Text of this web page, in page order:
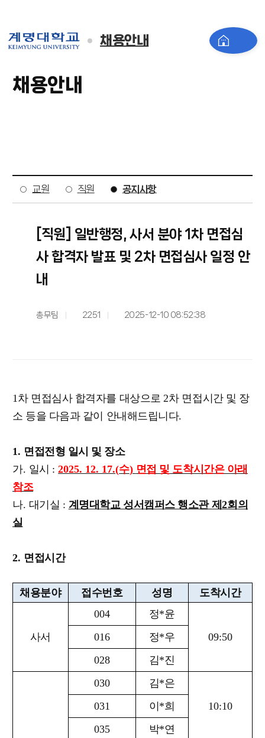
채용안내
채용안내
교원 직원 공지사항
[직원] 일반행정, 사서 분야 1차 면접심
사 합격자 발표 및 2차 면접심사 일정 안
내
총무팀 2251 2025-12-10 08:52:38
1 차 면접심사 합격자를 대상으로 2차 면접시간 및 장
소 등을 다음과 같이 안내해드립니다.
1. 면접전형 일시 및 장소
가. 일시 :2025. 12. 17.(수) 면접 및 도착시간은 아래
참조
나. 대기실 : 계명대학교 성서캠퍼스 행소관 제2회의
실
2. 면접시간
채용분야 접수번호 성명 도착시간
사서
004 정*윤
09:50
016 정*우
028
김*진
030 김*은
10:10
031 이*희
035
박*연